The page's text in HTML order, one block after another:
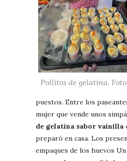
Pollitos de gelatina.
puestos. Entre los
mujer que vende unos
de gelatina sabor vainilla
preparó en casa. Los
empaques de los huevos